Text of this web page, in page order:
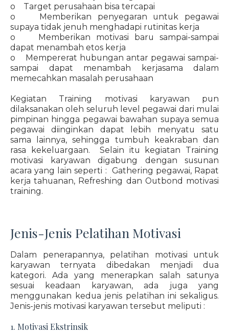
o Target perusahaan bisa tercapai
o Memberikan penyegaran untuk pegawai
supaya tidak jenuh menghadapi rutinitas kerja
o Memberikan motivasi baru sampai-sampai
dapat menambah etos kerja
o Mempererat hubungan antar pegawai sampai-
sampai dapat menambah kerjasama dalam
memecahkan masalah perusahaan
Kegiatan Training motivasi karyawan pun
dilaksanakan oleh seluruh level pegawai dari mulai
pimpinan hingga pegawai bawahan supaya semua
pegawai diinginkan dapat lebih menyatu satu
sama lainnya, sehingga tumbuh keakraban dan
rasa kekeluargaan. Selain itu kegiatan Training
motivasi karyawan digabung dengan susunan
acara yang lain seperti : Gathering pegawai, Rapat
kerja tahuanan, Refreshing dan Outbond motivasi
training.
Jenis-Jenis Pelatihan Motivasi
Dalam penerapannya, pelatihan motivasi untuk
karyawan ternyata dibedakan menjadi dua
kategori. Ada yang menerapkan salah satunya
sesuai keadaan karyawan, ada juga yang
menggunakan kedua jenis pelatihan ini sekaligus.
Jenis-jenis motivasi karyawan tersebut meliputi :
1. Motivasi Ekstrinsik